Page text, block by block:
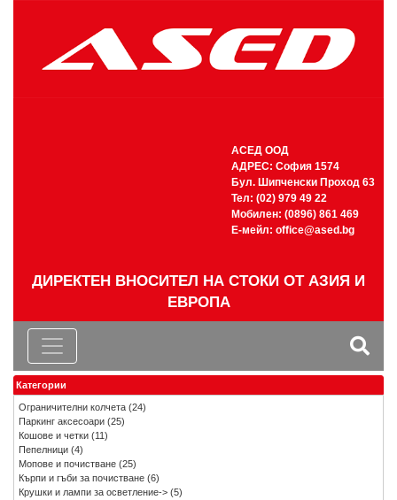
АСЕД ООД
АДРЕС: София 1574
Бул. Шипченски Проход 63
Тел: (02) 979 49 22
Мобилен: (0896) 861 469
Е-мейл: office@ased.bg
ДИРЕКТЕН ВНОСИТЕЛ НА СТОКИ ОТ АЗИЯ И
ЕВРОПА
Категории
Ограничителни колчета (24)
Паркинг аксесоари (25)
Кошове и четки (11)
Пепелници (4)
Мопове и почистване (25)
Кърпи и гъби за почистване (6)
Крушки и лампи за осветление-> (5)